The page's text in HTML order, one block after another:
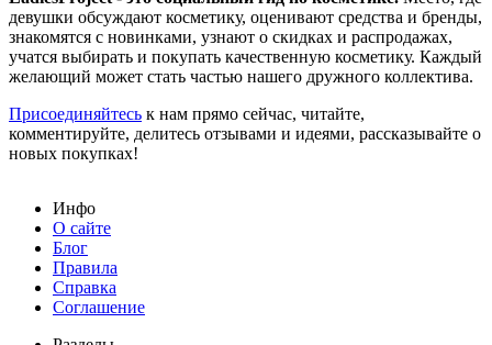
девушки обсуждают косметику, оценивают средства и бренды,
знакомятся с новинками, узнают о скидках и распродажах,
учатся выбирать и покупать качественную косметику. Каждый
желающий может стать частью нашего дружного коллектива.
Присоединяйтесь к нам прямо сейчас, читайте,
комментируйте, делитесь отзывами и идеями, рассказывайте о
новых покупках!
Инфо
О сайте
Блог
Правила
Справка
Соглашение